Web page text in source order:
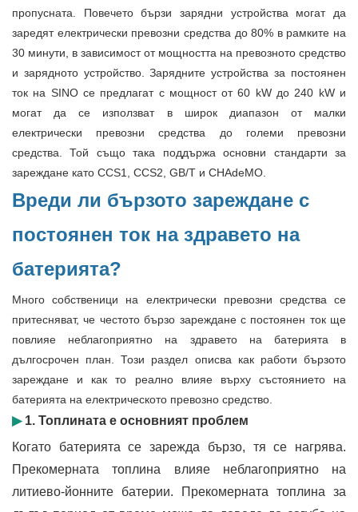
пропусната. Повечето бързи зарядни устройства могат да
заредят електрически превозни средства до 80% в рамките на
30 минути, в зависимост от мощността на превозното средство
и зарядното устройство. Зарядните устройства за постоянен
ток на SINO се предлагат с мощност от 60 kW до 240 kW и
могат да се използват в широк диапазон от малки
електрически превозни средства до големи превозни
средства. Той също така поддържа основни стандарти за
зареждане като CCS1, CCS2, GB/T и CHAdeMO.
Вреди ли бързото зареждане с
постоянен ток на здравето на
батерията?
Много собственици на електрически превозни средства се
притесняват, че честото бързо зареждане с постоянен ток ще
повлияе неблагоприятно на здравето на батерията в
дългосрочен план. Този раздел описва как работи бързото
зареждане и как то реално влияе върху състоянието на
батерията на електрическото превозно средство.
▶ 1. Топлината е основният проблем
Когато батерията се зарежда бързо, тя се нагрява.
Прекомерната топлина влияе неблагоприятно на
литиево-йонните батерии. Прекомерната топлина за